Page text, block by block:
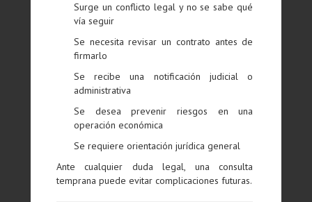
Surge un conflicto legal y no se sabe qué
vía seguir
Se necesita revisar un contrato antes de
firmarlo
Se recibe una notificación judicial o
administrativa
Se desea prevenir riesgos en una
operación económica
Se requiere orientación jurídica general
Ante cualquier duda legal, una consulta
temprana puede evitar complicaciones futuras.